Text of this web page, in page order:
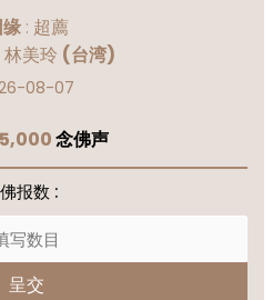
: 超薦
林美玲 (台湾)
08-07
念佛声
报数 :
呈交